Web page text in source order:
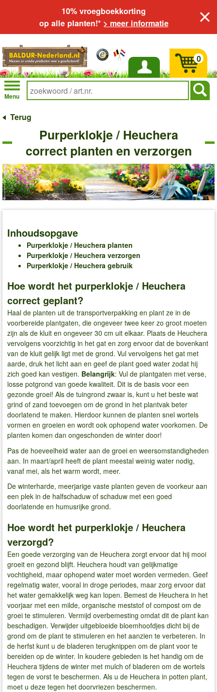
10% vroegboekkorting
op alle planten!* > meer informatie
Inloggen
Menu
0
Terug
Purperklokje / Heuchera
correct planten en verzorgen
Inhoudsopgave
Purperklokje / Heuchera planten
Purperklokje / Heuchera verzorgen
Purperklokje / Heuchera gebruik
Hoe wordt het purperklokje / Heuchera
correct geplant?
Haal de planten uit de transportverpakking en plant ze in de
voorbereide plantgaten, die ongeveer twee keer zo groot moeten
zijn als de kluit en ongeveer 30 cm uit elkaar. Plaats de Heuchera
vervolgens voorzichtig in het gat en zorg ervoor dat de bovenkant
van de kluit gelijk ligt met de grond. Vul vervolgens het gat met
aarde, druk het licht aan en geef de plant goed water zodat hij
zich goed kan vestigen. Belangrijk: Vul de plantgaten met verse,
losse potgrond van goede kwaliteit. Dit is de basis voor een
gezonde groei! Als de tuingrond zwaar is, kunt u het beste wat
grind of zand toevoegen om de grond in het plantvak beter
doorlatend te maken. Hierdoor kunnen de planten snel wortels
vormen en groeien en wordt ook ophopend water voorkomen. De
planten komen dan ongeschonden de winter door!
Pas de hoeveelheid water aan de groei en weersomstandigheden
aan. In maart/april heeft de plant meestal weinig water nodig,
vanaf mei, als het warm wordt, meer.
De winterharde, meerjarige vaste planten geven de voorkeur aan
een plek in de halfschaduw of schaduw met een goed
doorlatende en humusrijke grond.
Hoe wordt het purperklokje / Heuchera
verzorgd?
Een goede verzorging van de Heuchera zorgt ervoor dat hij mooi
groeit en gezond blijft. Heuchera houdt van gelijkmatige
vochtigheid, maar ophopend water moet worden vermeden. Geef
regelmatig water, vooral in droge periodes, maar zorg ervoor dat
het water gemakkelijk weg kan lopen. Bemest de Heuchera in het
voorjaar met een milde, organische meststof of compost om de
groei te stimuleren. Vermijd overbemesting omdat dit de plant kan
beschadigen. Verwijder uitgebloeide bloemhoofdjes dicht bij de
grond om de plant te stimuleren en het aanzien te verbeteren. In
de herfst kunt u de bladeren terugknippen om de plant voor te
bereiden op de winter. In koudere gebieden is het handig om de
Heuchera tijdens de winter met mulch of bladeren om de wortels
tegen de vorst te beschermen. Als u de Heuchera in potten plant,
moet u deze tegen het doorvriezen beschermen.